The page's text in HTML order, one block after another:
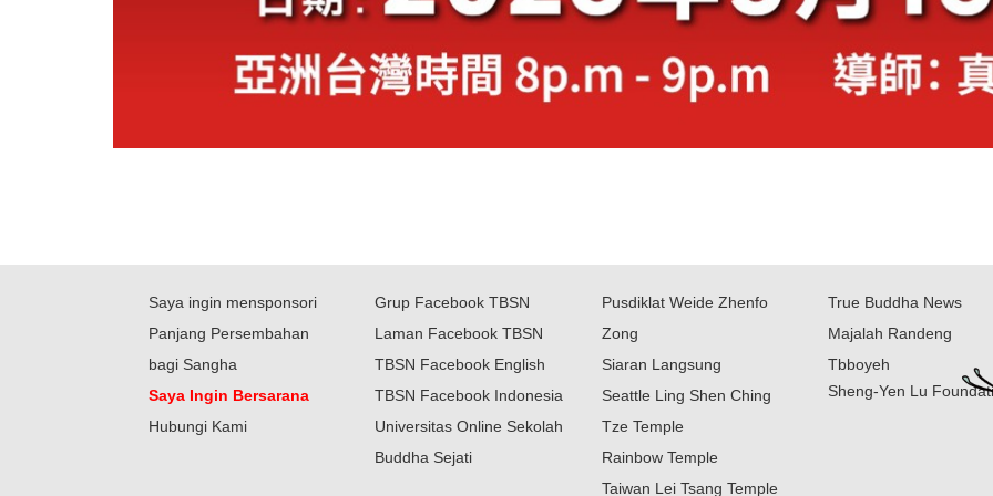
Saya ingin mensponsori
Panjang Persembahan
bagi Sangha
Saya Ingin Bersarana
Hubungi Kami
Grup Facebook TBSN
Laman Facebook TBSN
TBSN Facebook English
TBSN Facebook Indonesia
Universitas Online Sekolah
Buddha Sejati
Pusdiklat Weide Zhenfo
Zong
Siaran Langsung
Seattle Ling Shen Ching
Tze Temple
Rainbow Temple
Taiwan Lei Tsang Temple
True Buddha News
Majalah Randeng
Tbboyeh
Sheng-Yen Lu